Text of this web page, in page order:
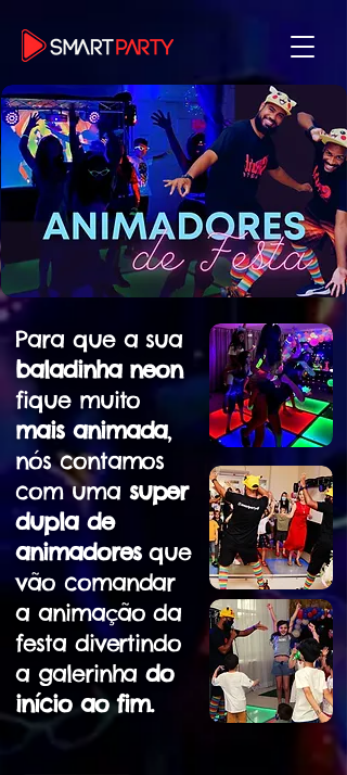
ANIMADORES ANIMAÇÃO DE FESTA
INFANTIL BRASÍLIA DF
Para que a sua
baladinha neon
fique muito
mais animada,
nós contamos
com uma super
dupla de
animadoresque
vão comandar
a animação da
festa divertindo
a galerinhado
início ao fim.